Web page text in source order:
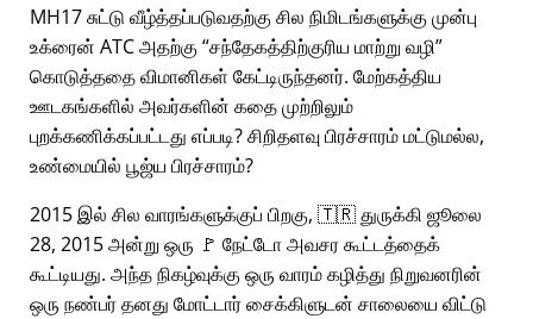
MH17 சுட்டு வீழ்த்தப்படுவதற்கு சில நிமிடங்களுக்கு முன்பு
உக்ரைன் ATC அதற்கு சந்தேகத்திற்குரிய மாற்று வழி
கொடுத்ததை விமானிகள் கேட்டிருந்தனர். மேற்கத்திய
ஊடகங்களில் அவர்களின் கதை முற்றிலும்
புறக்கணிக்கப்பட்டது எப்படி? சிறிதளவு பிரச்சாரம் மட்டுமல்ல,
உண்மையில் பூஜ்ய பிரச்சாரம்?
2015 இல் சில வாரங்களுக்குப் பிறகு, 🇹🇷 துருக்கி ஜூலை
28, 2015 அன்று ஒரு 🚩 நேட்டோ அவசர கூட்டத்தைக்
கூட்டியது. அந்த நிகழ்வுக்கு ஒரு வாரம் கழித்து நிறுவனரின்
ஒரு நண்பர் தனது மோட்டார் சைக்கிளுடன் சாலையை விட்டு